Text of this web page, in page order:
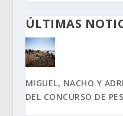
ÚLTIMAS
MIGUEL, NACHO Y
DEL CONCURSO DE